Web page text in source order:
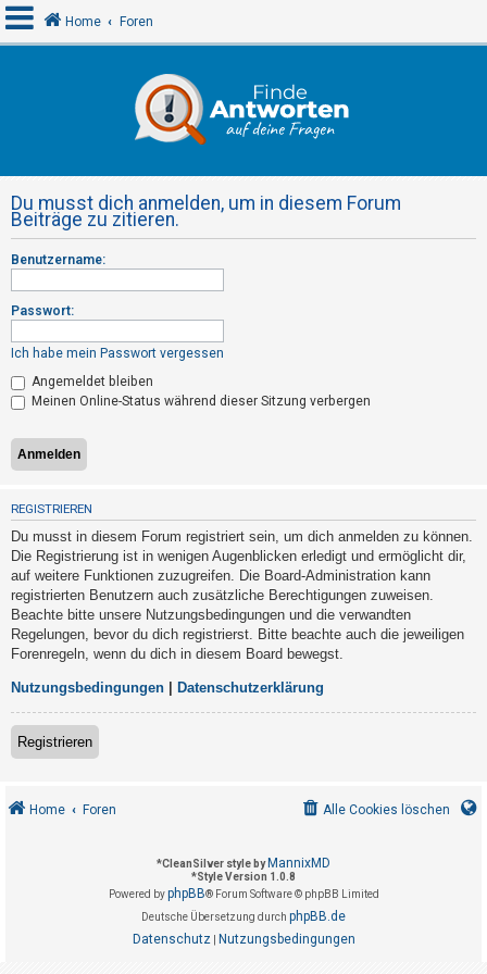
e
l
d
e
n
R
e
i
s
t
r
i
e
r
e
n
U
n
e
Home Foren
Du musst dich anmelden, um in diesem Forum
Beiträge zu zitieren.
Benutzername:
Passwort:
Ich habe mein Passwort vergessen
Angemeldet bleiben
Meinen Online-Status während dieser Sitzung verbergen
REGISTRIEREN
Du musst in diesem Forum registriert sein, um dich anmelden zu können.
Die Registrierung ist in wenigen Augenblicken erledigt und ermöglicht dir,
auf weitere Funktionen zuzugreifen. Die Board-Administration kann
registrierten Benutzern auch zusätzliche Berechtigungen zuweisen.
Beachte bitte unsere Nutzungsbedingungen und die verwandten
Regelungen, bevor du dich registrierst. Bitte beachte auch die jeweiligen
Forenregeln, wenn du dich in diesem Board bewegst.
Nutzungsbedingungen Datenschutzerklärung
Registrieren
Home Foren Alle Cookies löschen
*CleanSilver style by MannixMD
*Style Version 1.0.8
Powered byphpBB® Forum Software © phpBB Limited
Deutsche Übersetzung durch phpBB.de
Datenschutz| Nutzungsbedingungen